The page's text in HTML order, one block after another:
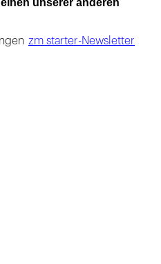
unserer anderen
zm starter-Newsletter